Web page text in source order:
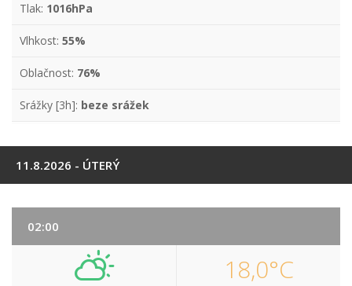
Tlak: 1016hPa
Vlhkost: 55%
Oblačnost: 76%
Srážky [3h]: beze srážek
11.8.2026 - ÚTERÝ
02:00
18,0°C